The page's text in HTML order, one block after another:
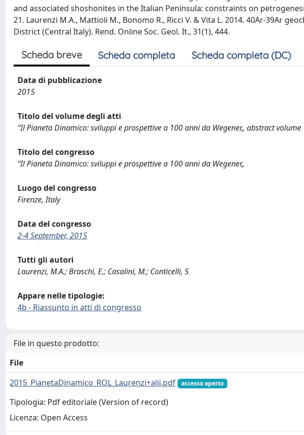
and associated shoshonites in the Italian Peninsula: constraints on
21. Laurenzi M.A., Mattioli M., Bonomo R., Ricci V. & Vita L. 2014. 40Ar-39Ar
District (Central Italy). Rend. Online Soc. Geol. It., 31(1), 444.
Scheda breve Scheda completa Scheda completa (DC)
Data di pubblicazione
2015
Titolo del volume degli atti
“Il Pianeta Dinamico: sviluppi e prospettive a 100 anni da Wegener„ abstract volume
Titolo del congresso
“Il Pianeta Dinamico: sviluppi e prospettive a 100 anni da Wegener„
Luogo del congresso
Firenze, Italy
Data del congresso
2-4 September, 2015
Tutti gli autori
Laurenzi, M.A.; Braschi, E.; Casalini, M.; Conticelli, S
Appare nelle tipologie:
4b - Riassunto in atti di congresso
File in questo prodotto:
File
2015_PianetaDinamico_ROL_Laurenzi+alii.pdf
accesso aperto
Tipologia: Pdf editoriale (Version of record)
Licenza: Open Access